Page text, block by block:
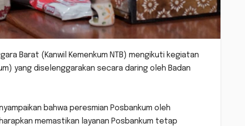
Barat (Kanwil Kemenkum NTB) mengikuti kegiatan
yang diselenggarakan secara daring oleh Badan
bahwa peresmian Posbankum oleh
memastikan layanan Posbankum tetap